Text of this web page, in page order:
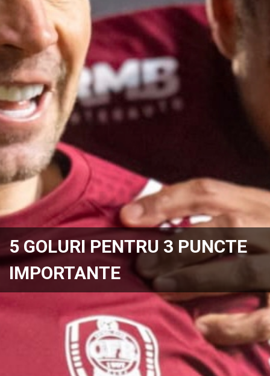
5 GOLURI PENTRU 3 PUNCTE
IMPORTANTE